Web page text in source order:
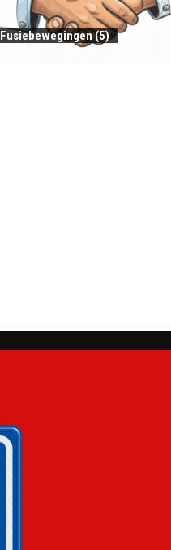
Fusiebewegingen (5)